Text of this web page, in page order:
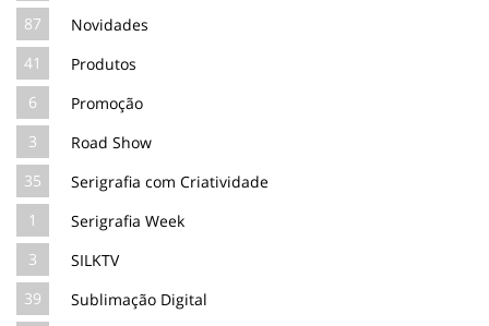
87
Novidades
41
Produtos
6
Promoção
3
Road Show
35
Serigrafia com Criatividade
1
Serigrafia Week
3
SILKTV
39
Sublimação Digital